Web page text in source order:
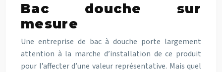
Bac douche sur
mesure
Une entreprise de bac à douche porte largement
attention à la marche d’installation de ce produit
pour l’affecter d’une valeur représentative. Mais quel